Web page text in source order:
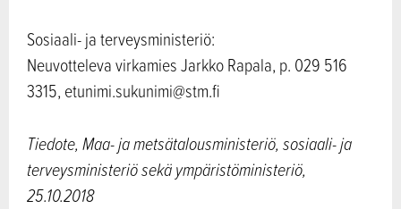
Sosiaali- ja terveysministeriö:
Neuvotteleva virkamies Jarkko Rapala, p. 029 516
3315, etunimi.sukunimi@stm.fi
Tiedote, Maa- ja metsätalousministeriö, sosiaali- ja
terveysministeriö sekä ympäristöministeriö,
25.10.2018